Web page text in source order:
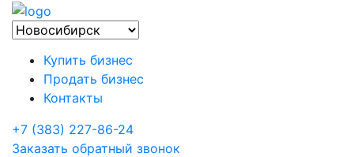
Купить бизнес
Продать бизнес
Контакты
+7 (383) 227-86-24
Заказать обратный звонок